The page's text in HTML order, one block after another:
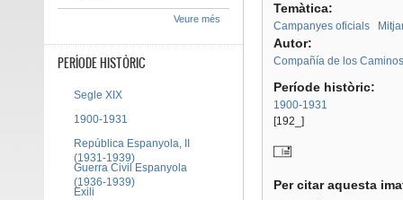
Temàtica:
Campanyes oficials
Autor:
Compañía de los
Període històric:
1900-1931
[192_]
Per citar aquesta
Veure més
PERÍODE HISTÒRIC
Segle XIX
1900-1931
República Espanyola, II
(1931-1939)
Guerra Civil Espanyola
(1936-1939)
Exili